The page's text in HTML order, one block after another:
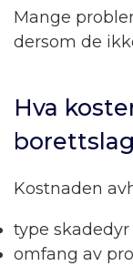
Mange
dersom de
Hva
Kostnaden
type skadedyr
omfang av